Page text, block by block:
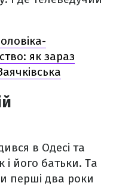
як зараз
в Одесі та
і його батьки. Та
перші два роки